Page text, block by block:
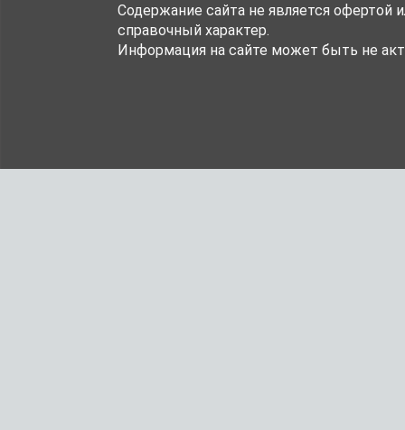
Содержание сайта не является
справочный характер.
Информация на сайте может быть не